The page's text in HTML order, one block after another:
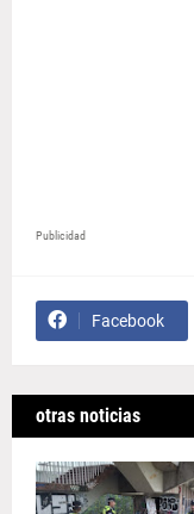
Publicidad
Facebook
otras noticias